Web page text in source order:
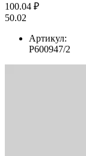
100.04 ₽
50.02
Артикул:
Р600947/2